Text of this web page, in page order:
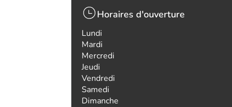
Horaires d'ouverture
Lundi
Mardi
Mercredi
Jeudi
Vendredi
Samedi
Dimanche